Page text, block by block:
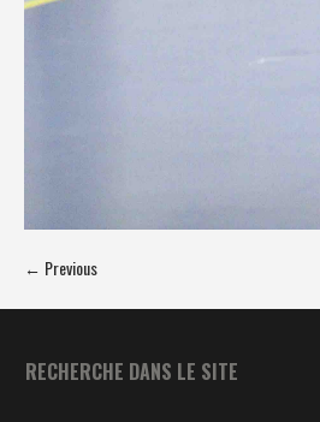
← Previous
RECHERCHE DANS LE SITE